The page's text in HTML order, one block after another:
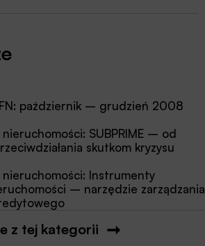
październik – grudzień 2008
SUBPRIME – od
skutkom kryzysu
nieruchomości: Instrumenty
– narzędzie zarządzania
z tej kategorii